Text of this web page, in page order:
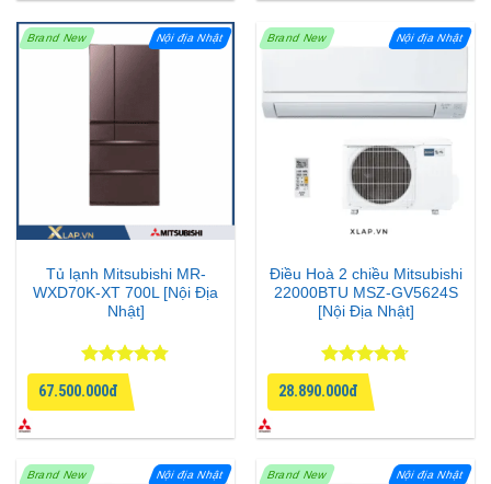
Brand New Nội địa Nhật
Tủ lạnh Mitsubishi MR-
WXD70K-XT 700L [Nội Địa
Nhật]
Được xếp
hạng
4.75
5 sao
67.500.000đ
Brand New Nội địa Nhật
Điều Hoà 2 chiều Mitsubishi
22000BTU MSZ-GV5624S
[Nội Địa Nhật]
Được xếp
hạng
4.67
5 sao
28.890.000đ
Brand New Nội địa Nhật Brand New Nội địa Nhật